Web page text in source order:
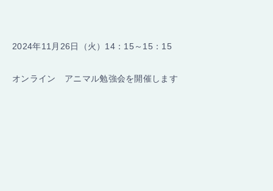
2024年11月26日（火）14：15～15：15
オンライン アニマル勉強会を開催します